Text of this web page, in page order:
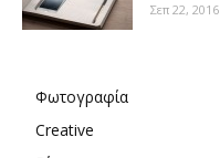
Σεπ 22, 2016
Φωτογραφία
Creative